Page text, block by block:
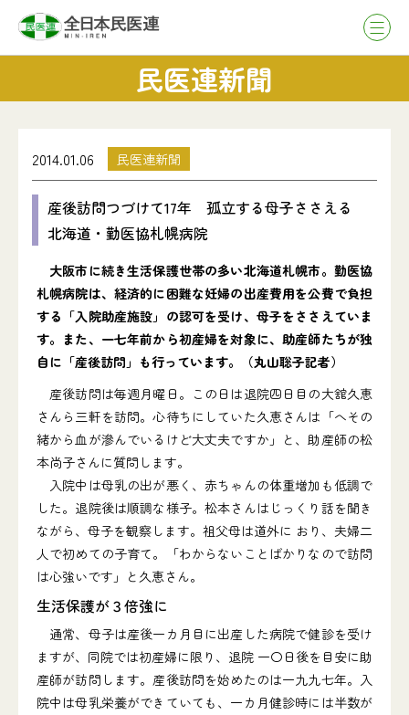
民医連新聞
2014.01.06 民医連新聞
産後訪問つづけて17年 孤立する母子ささえる
北海道・勤医協札幌病院
大阪市に続き生活保護世帯の多い北海道札幌市。勤医協
札幌病院は、経済的に困難な妊婦の出産費用を公費で負担
する「入院助産施設」の認可を受け、母子をささえていま
す。また、一七年前から初産婦を対象に、助産師たちが独
自に「産後訪問」も行っています。（丸山聡子記者）
産後訪問は毎週月曜日。この日は退院四日目の大舘久恵
さんら三軒を訪問。心待ちにしていた久恵さんは「へその
緒から血が滲んでいるけど大丈夫ですか」と、助産師の松
本尚子さんに質問します。
入院中は母乳の出が悪く、赤ちゃんの体重増加も低調で
した。退院後は順調な様子。松本さんはじっくり話を聞き
ながら、母子を観察します。祖父母は道外に おり、夫婦二
人で初めての子育て。「わからないことばかりなので訪問
は心強いです」と久恵さん。
生活保護が３倍強に
通常、母子は産後一カ月目に出産した病院で健診を受け
ますが、同院では初産婦に限り、退院 一〇日後を目安に助
産師が訪問します。産後訪問を始めたのは一九九七年。入
院中は母乳栄養ができていても、一カ月健診時には半数が